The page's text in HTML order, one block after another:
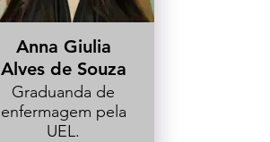
Anna Giulia
Alves de Souza
Graduanda de
enfermagem pela
UEL.